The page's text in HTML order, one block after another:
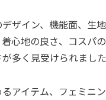
ザイン、機能面、生
心地の良さ、コスパ
多く見受けられました
アイテム、フェミニ